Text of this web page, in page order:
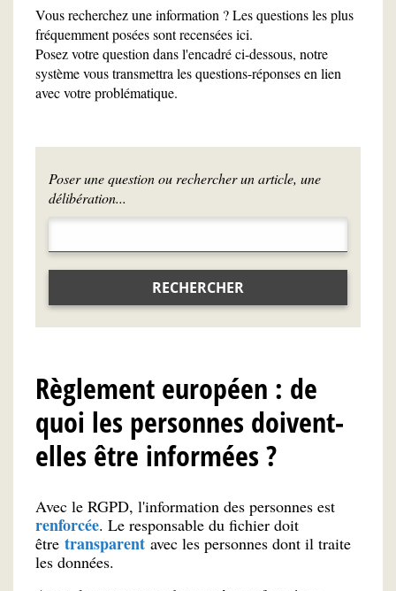
Vous recherchez une information ? Les questions les plus
fréquemment posées sont recensées ici.
Posez votre question dans l'encadré ci-dessous, notre
système vous transmettra les questions-réponses en lien
avec votre problématique.
Poser une question ou rechercher un article, une
délibération...
RECHERCHER
Règlement européen : de
quoi les personnes doivent-
elles être informées ?
Avec le RGPD, l'information des personnes est
renforcée. Le responsable du fichier doit
être transparent avec les personnes dont il traite
les données.